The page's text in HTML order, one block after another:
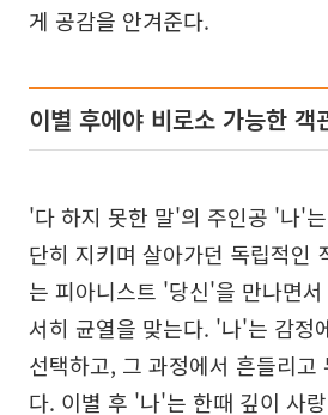
게 공감을 안겨준다.
이별 후에야 비로소 가능한 객
'다 하지 못한 말'의 주인공 '나'
단히 지키며 살아가던 독립적인
는 피아니스트 '당신'을 만나면
서히 균열을 맞는다. '나'는 감정
선택하고, 그 과정에서 흔들리고
다. 이별 후 '나'는 한때 깊이 사